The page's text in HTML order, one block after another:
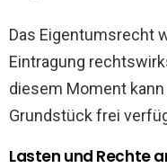
Das Eigentumsrecht
Eintragung
diesem Moment
Grundstück frei
Lasten und Rechte